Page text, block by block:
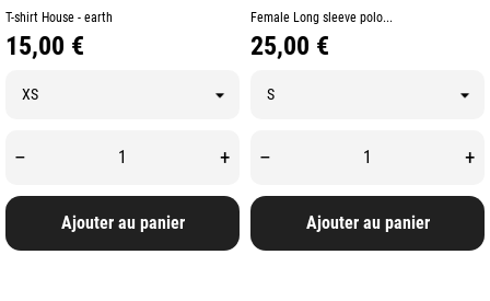
T-shirt House - earth
Prix
15,00 €
– +
Ajouter au panier
Female Long sleeve polo...
Prix
25,00 €
– +
Ajouter au panier